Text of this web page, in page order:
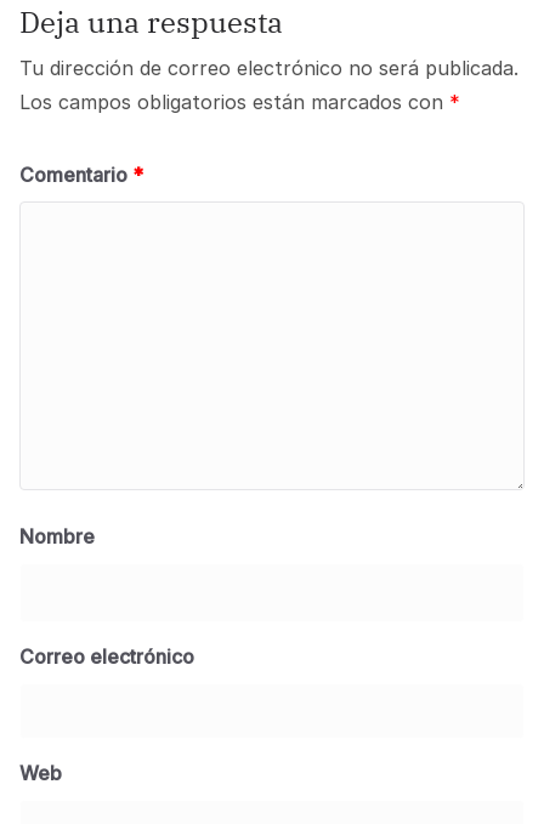
Deja una respuesta
Tu dirección de correo electrónico no será publicada.
Los campos obligatorios están marcados con *
Comentario *
Nombre
Correo electrónico
Web